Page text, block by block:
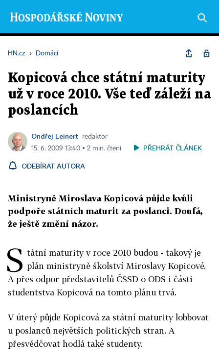
HN.cz › Domácí
Kopicová chce státní maturity
už v roce 2010. Vše teď záleží na
poslancích
Ondřej Leinert
redaktor
15. 6. 2009 13:40 ▪ 2 min. čtení
PŘEHRÁT ČLÁNEK
ODEBÍRAT AUTORA
Ministryně Miroslava Kopicová půjde kvůli
podpoře státních maturit za poslanci. Doufá,
že ještě změní názor.
S tátní maturity v roce 2010 budou - takový je
plán ministryně školství Miroslavy Kopicové.
A přes odpor představitelů ČSSD o ODS i části
studentstva Kopicová na tomto plánu trvá.
V úterý půjde Kopicová za státní maturity lobbovat
u poslanců největších politických stran. A
přesvědčovat hodlá také studenty.